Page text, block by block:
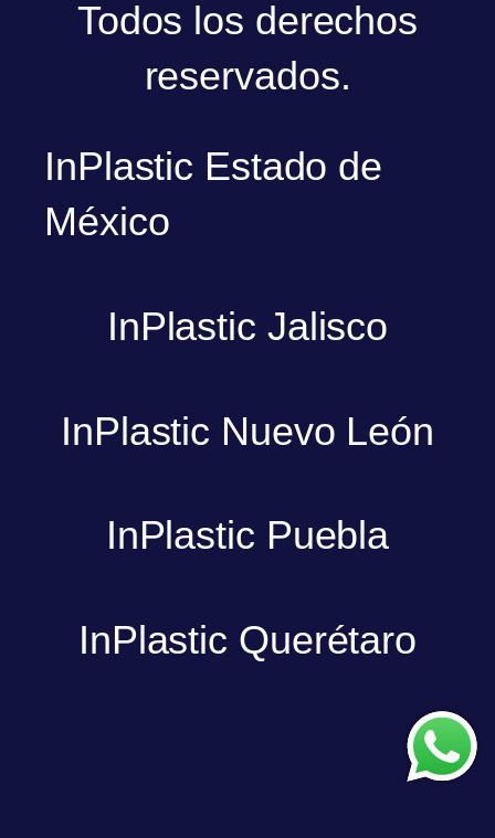
Todos los derechos
reservados.
InPlastic Estado de
México
InPlastic Jalisco
InPlastic Nuevo León
InPlastic Puebla
InPlastic Querétaro